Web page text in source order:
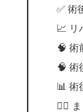
✅ 術
📈 リ
🧠 術
🧠 術
📊 術
👨‍⚕️